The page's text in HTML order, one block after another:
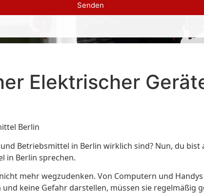
Senden
Elektrischer
Berlin
Betriebsmittel in Berlin wirklich sind? Nun, du
in Berlin sprechen.
mehr wegzudenken. Von Computern und
keine Gefahr darstellen, müssen sie regelmäßig